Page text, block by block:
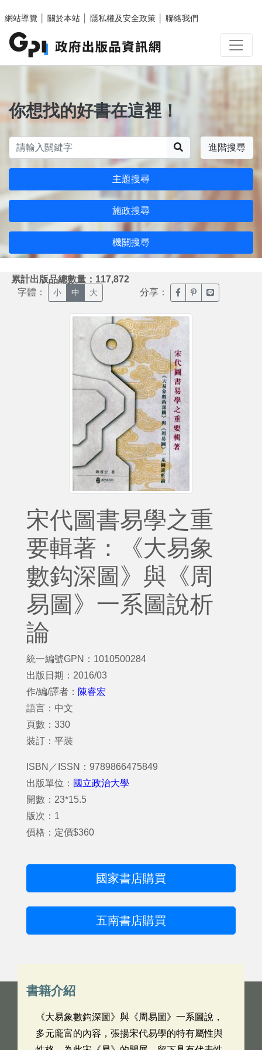
網站導覽
關於本站 隱私權及安全政策 聯絡我們
你想找的好書在這裡！
進階搜尋
主題搜尋
施政搜尋
機關搜尋
累計出版品總數量：117,872
字體： 小 中 大 分享： 臉書分享(另開新視窗)
噗浪分享(另開新
Line分享(另
宋代圖書易學之重
要輯著：《大易象
數鈎深圖》與《周
易圖》一系圖說析
論
統一編號GPN：1010500284
出版日期：2016/03
作/編/譯者： 陳睿宏
語言：中文
頁數：330
裝訂：平裝
ISBN／ISSN：9789866475849
出版單位： 國立政治大學
開數：23*15.5
版次：1
價格：定價$360
國家書店購買
五南書店購買
書籍介紹
《大易象數鈎深圖》與《周易圖》一系圖說，
多元龐富的內容，張揚宋代易學的特有屬性與